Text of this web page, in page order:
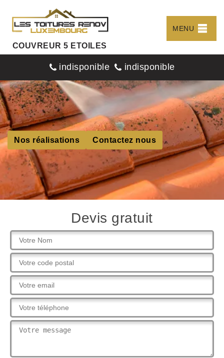
COUVREUR 5 ETOILES
MENU
indisponible indisponible
Nos réalisations Contactez nous
Devis gratuit